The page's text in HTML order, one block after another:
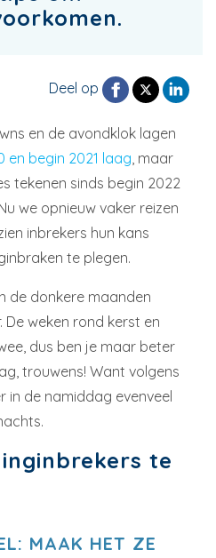
Deel op
en de avondklok lagen
en begin 2021 laag , maar
tekenen sinds begin 2022
we opnieuw vaker reizen
inbrekers hun kans
te plegen.
de donkere maanden
De weken rond kerst en
dus ben je maar beter
trouwens! Want volgens
in de namiddag evenveel
te
MAAK HET ZE